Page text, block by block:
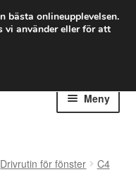
kr
frakt
Meny
Drivrutin för fönster
C4
bästa onlineupplevelsen.
vi använder eller för att